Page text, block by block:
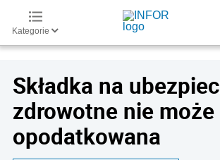
Kategorie
Składka na
zdrowotne nie
opodatkowana